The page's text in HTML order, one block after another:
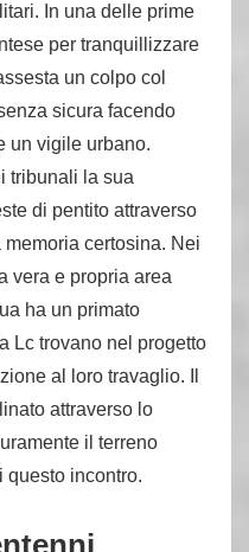
In una delle prime
per tranquillizzare
un colpo col
sicura facendo
un vigile urbano.
tribunali la sua
di pentito attraverso
certosina. Nei
vera e propria area
ha un primato
Lc trovano nel progetto
al loro travaglio. Il
attraverso lo
il terreno
questo incontro.